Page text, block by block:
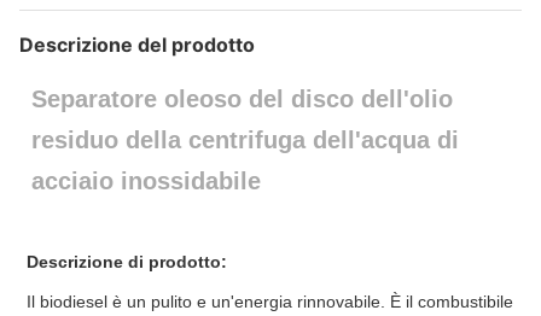
Descrizione del prodotto
Separatore oleoso del disco dell'olio
residuo della centrifuga dell'acqua di
acciaio inossidabile
Descrizione di prodotto:
Il biodiesel è un pulito e un'energia rinnovabile. È il combustibile